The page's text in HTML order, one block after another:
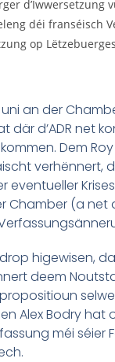
an der
där d’ADR net
Dem
verhënnert,
eventueller
Chamber (a
higewisen,
deem
Alex Bodry
méi séier